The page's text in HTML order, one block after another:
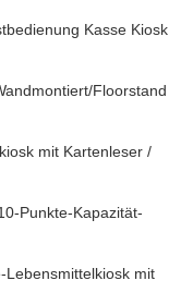
Kasse Kiosk
Floorstand
mit Kartenleser /
Punkte-Kapazität-
Lebensmittelkiosk mit